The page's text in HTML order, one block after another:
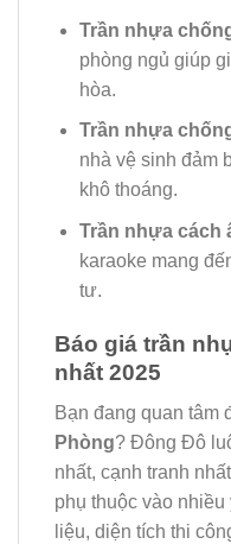
Trần nhựa
phòng ngủ giúp
hòa.
Trần nhựa
nhà vệ sinh đảm
khô thoáng.
Trần nhựa cách
karaoke mang
tư.
Báo giá trần
nhất 2025
Bạn đang quan tâm
Phòng? Đông Đô
nhất, cạnh tranh
phụ thuộc vào
liệu, diện tích thi